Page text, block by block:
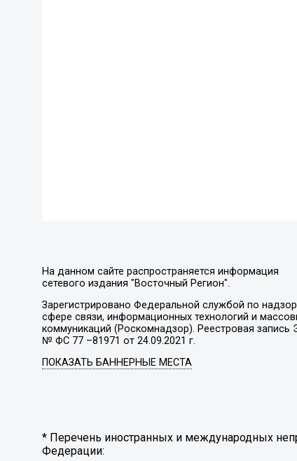
На данном сайте распространяется информация
сетевого издания "Восточный Регион".
Зарегистрировано Федеральной службой по
сфере связи, информационных технологий и
коммуникаций (Роскомнадзор). Реестровая запись
№ ФС 77 –81971 от 24.09.2021 г.
ПОКАЗАТЬ БАННЕРНЫЕ МЕСТА
* Перечень иностранных и международных
Федерации: